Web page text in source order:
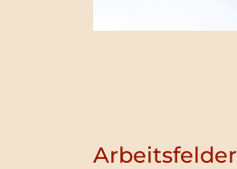
Arbeitsfelder